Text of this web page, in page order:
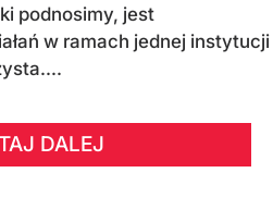
podnosimy, jest
w ramach jednej instytucji
DALEJ